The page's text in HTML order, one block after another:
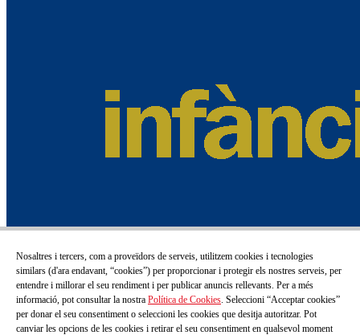
Nosaltres i tercers, com a proveïdors de serveis, utilitzem cookies i tecnologies
similars (d'ara endavant, “cookies”) per proporcionar i protegir els nostres serveis, per
entendre i millorar el seu rendiment i per publicar anuncis rellevants. Per a més
informació, pot consultar la nostra Política de Cookies. Seleccioni “Acceptar cookies”
per donar el seu consentiment o seleccioni les cookies que desitja autoritzar. Pot
canviar les opcions de les cookies i retirar el seu consentiment en qualsevol moment